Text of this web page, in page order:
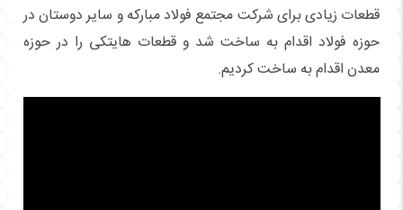
قطعات زیادی برای شرکت مجتمع فولاد مبارکه و سایر دوستان در
حوزه فولاد اقدام به ساخت شد و قطعات هایتکی را در حوزه
معدن اقدام به ساخت کردیم.